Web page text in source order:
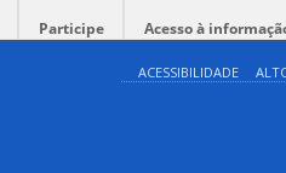
Participe Acesso à
ACESSIBILIDADE